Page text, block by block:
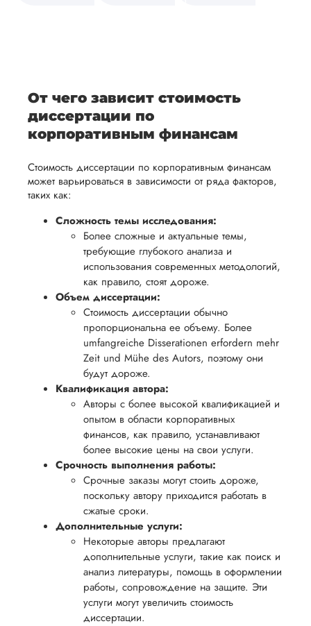
темы.
готовы
предоставить
помощь
подготовке
презентации
перед
защитой.
Наша
цель -
обеспечить
вам
уверенность
в своей
работе и
помочь
вам
успешно
пройти
процесс
защиты
научной
работы.
и
проведения
проверки
работы,
установленная
сумма
будет
возвращена
заказчику.
стремимся
осуществлять
процесс
способом,
утверждения
запроса
возврат.
работы. В
начале
сотрудничества
мы
обсудим
договоримся
о сроках
выполнения,
чтобы
учесть
все
аспекты
написания
работы.
От чего зависит стоимость
диссертации по
корпоративным финансам
Стоимость диссертации по корпоративным финансам
может варьироваться в зависимости от ряда факторов,
таких как:
Сложность темы исследования:
Более сложные и актуальные темы,
требующие глубокого анализа и
использования современных методологий,
как правило, стоят дороже.
Объем диссертации:
Стоимость диссертации обычно
пропорциональна ее объему. Более
umfangreiche Disserationen erfordern mehr
Zeit und Mühe des Autors, поэтому они
будут дороже.
Квалификация автора:
Авторы с более высокой квалификацией и
опытом в области корпоративных
финансов, как правило, устанавливают
более высокие цены на свои услуги.
Срочность выполнения работы:
Срочные заказы могут стоить дороже,
поскольку автору приходится работать в
сжатые сроки.
Дополнительные услуги:
Некоторые авторы предлагают
дополнительные услуги, такие как поиск и
анализ литературы, помощь в оформлении
работы, сопровождение на защите. Эти
услуги могут увеличить стоимость
диссертации.